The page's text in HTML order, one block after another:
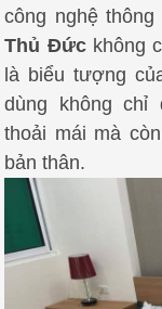
công nghệ thông
Thủ Đứckhông
là biểu tượng
dùng không chỉ
thoải mái mà
bản thân.